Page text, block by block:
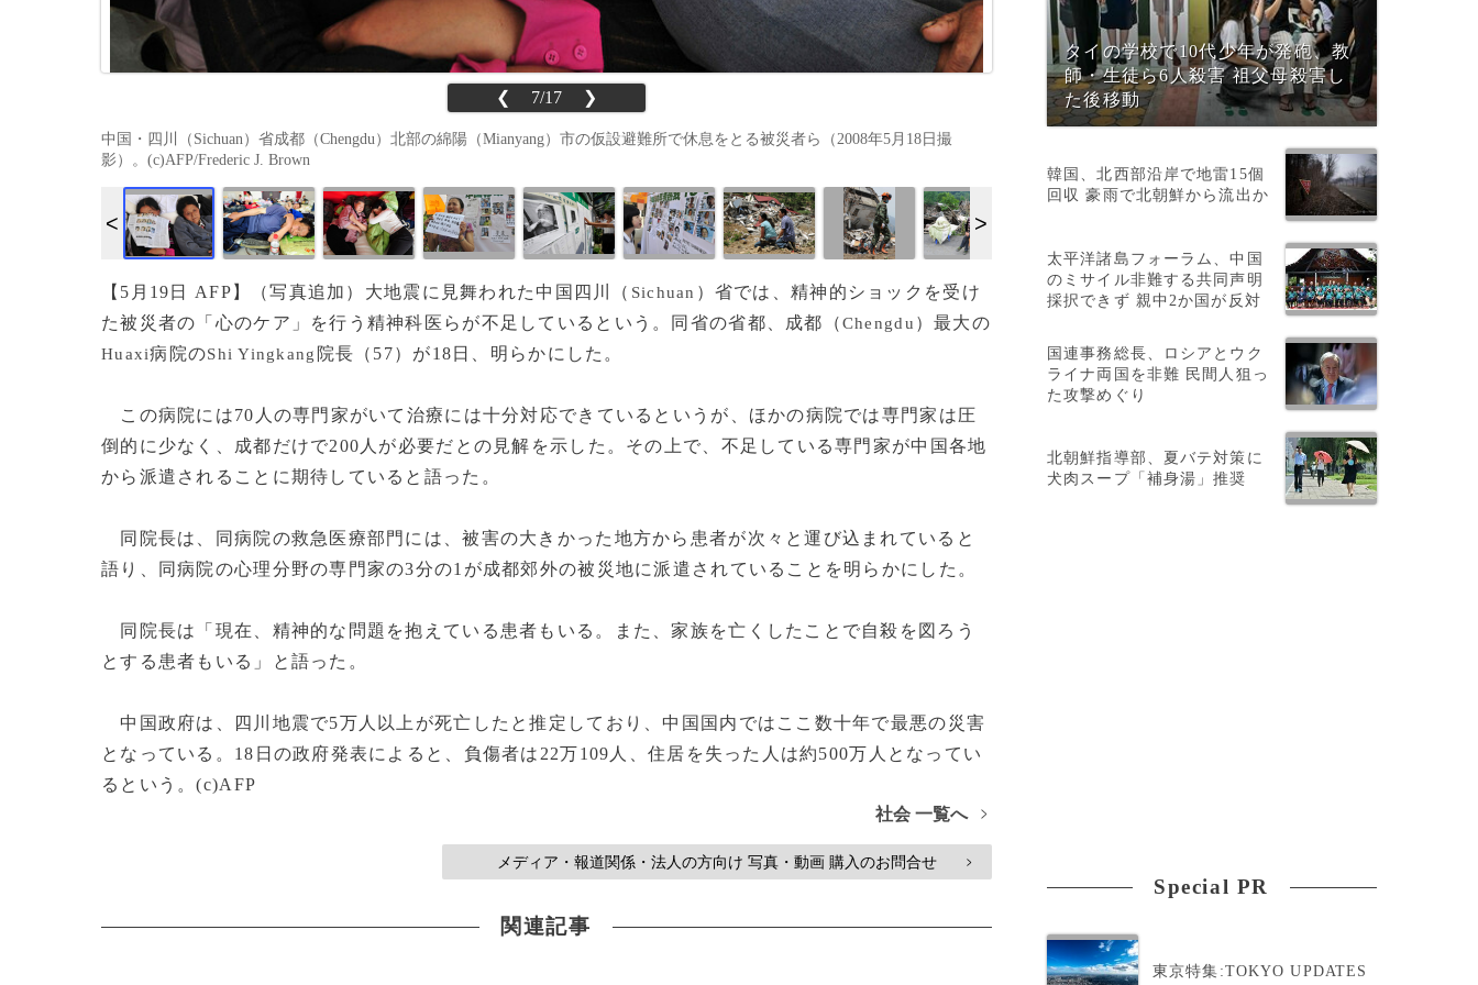
❮ 7/17 ❯
中国・四川（Sichuan）省成都（Chengdu）北部の綿陽（Mianyang）市の仮設避難所で休息をとる被災者ら（2008年5月18日撮
影）。(c)AFP/Frederic J. Brown
【5月19日 AFP】（写真追加）大地震に見舞われた中国四川（ Sichuan ）省では、精神的ショックを受け
た被災者の「心のケア」を行う精神科医らが不足しているという。同省の省都、成都（Chengdu ）最大の
Huaxi病院のShi Yingkang 院長（57）が18日、明らかにした。
この病院には70人の専門家がいて治療には十分対応できているというが、ほかの病院では専門家は圧
倒的に少なく、成都だけで200人が必要だとの見解を示した。その上で、不足している専門家が中国各地
から派遣されることに期待していると語った。
同院長は、同病院の救急医療部門には、被害の大きかった地方から患者が次々と運び込まれていると
語り、同病院の心理分野の専門家の3分の1が成都郊外の被災地に派遣されていることを明らかにした。
同院長は「現在、精神的な問題を抱えている患者もいる。また、家族を亡くしたことで自殺を図ろう
とする患者もいる」と語った。
中国政府は、四川地震で5万人以上が死亡したと推定しており、中国国内ではここ数十年で最悪の災害
となっている。18日の政府発表によると、負傷者は22万109人、住居を失った人は約500万人となってい
るという。(c)AFP
社会 一覧へ
>
メディア・報道関係・法人の方向け 写真・動画 購入のお問合せ >
関連記事
タイの学校で10代少年が発砲、教
師・生徒ら6人殺害 祖父母殺害し
た後移動
韓国、北西部沿岸で地雷15個
回収 豪雨で北朝鮮から流出か
太平洋諸島フォーラム、中国
のミサイル非難する共同声明
採択できず 親中2か国が反対
国連事務総長、ロシアとウク
ライナ両国を非難 民間人狙っ
た攻撃めぐり
北朝鮮指導部、夏バテ対策に
犬肉スープ「補身湯」推奨
Special PR
東京特集:TOKYO UPDATES